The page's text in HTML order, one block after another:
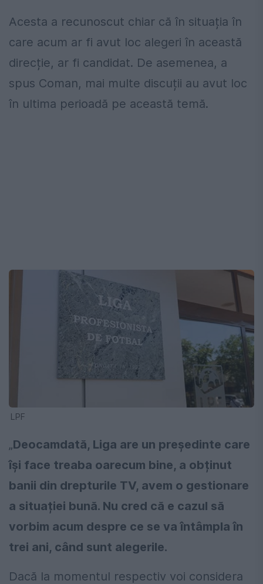
Acesta a recunoscut chiar că în situația în
care acum ar fi avut loc alegeri în această
direcție, ar fi candidat. De asemenea, a
spus Coman, mai multe discuții au avut loc
în ultima perioadă pe această temă.
LPF
„Deocamdată, Liga are un președinte care
își face treaba oarecum bine, a obținut
banii din drepturile TV, avem o gestionare
a situației bună. Nu cred că e cazul să
vorbim acum despre ce se va întâmpla în
trei ani, când sunt alegerile.
Dacă la momentul respectiv voi considera